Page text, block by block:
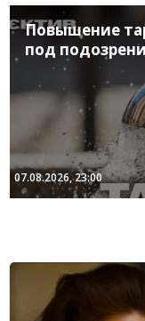
Повышение
под
07.08.2026, 23:00